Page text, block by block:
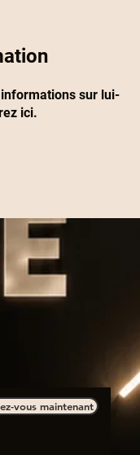
sur lui-
ici.
vous maintenant